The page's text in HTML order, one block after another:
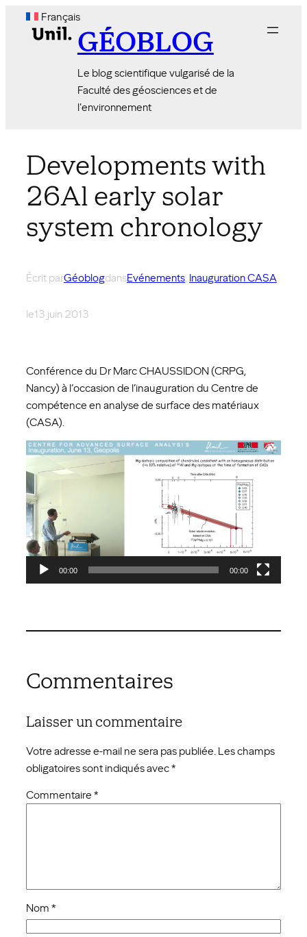
Français
GÉOBLOG
Le blog scientifique vulgarisé de la
Faculté des géosciences et de
l'environnement
Developments with
26Al early solar
system chronology
Écrit parGéoblogdansEvénements Inauguration CASA
le13 juin 2013
Conférence du Dr Marc CHAUSSIDON (CRPG,
Nancy) à l’occasion de l’inauguration du Centre de
compétence en analyse de surface des matériaux
(CASA).
Lecteur
00:00 00:00
Commentaires
Laisser un commentaire
Votre adresse e-mail ne sera pas publiée. Les champs
obligatoires sont indiqués avec*
Commentaire *
Nom *